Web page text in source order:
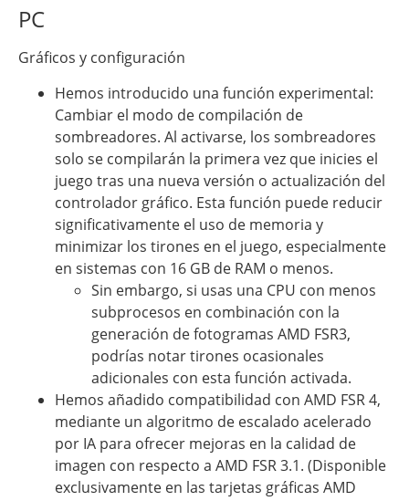
PC
Gráficos y configuración
Hemos introducido una función experimental:
Cambiar el modo de compilación de
sombreadores. Al activarse, los sombreadores
solo se compilarán la primera vez que inicies el
juego tras una nueva versión o actualización del
controlador gráfico. Esta función puede reducir
significativamente el uso de memoria y
minimizar los tirones en el juego, especialmente
en sistemas con 16 GB de RAM o menos.
Sin embargo, si usas una CPU con menos
subprocesos en combinación con la
generación de fotogramas AMD FSR3,
podrías notar tirones ocasionales
adicionales con esta función activada.
Hemos añadido compatibilidad con AMD FSR 4,
mediante un algoritmo de escalado acelerado
por IA para ofrecer mejoras en la calidad de
imagen con respecto a AMD FSR 3.1. (Disponible
exclusivamente en las tarjetas gráficas AMD